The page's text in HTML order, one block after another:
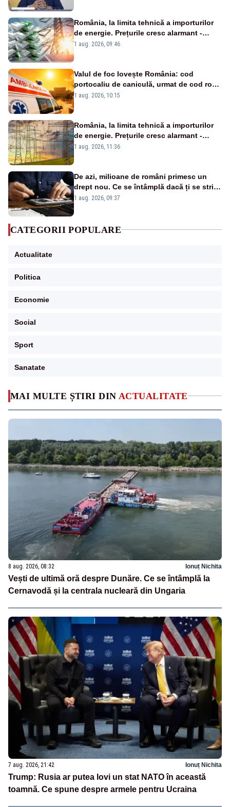
MAI MULTE ȘTIRI DIN ACTUALITATE
8 aug. 2026, 08:32 Ionuț Nichita
Vești de ultimă oră despre Dunăre. Ce se întâmplă la
Cernavodă și la centrala nucleară din Ungaria
7 aug. 2026, 21:42 Ionuț Nichita
Trump: Rusia ar putea lovi un stat NATO în această
toamnă. Ce spune despre armele pentru Ucraina
România, la limita tehnică a importurilor
de energie. Prețurile cresc alarmant -
Analiză Realitatea Plus
1 aug. 2026, 09:46
Valul de foc lovește România: cod
portocaliu de caniculă, urmat de cod roșu
duminică. Temperaturile urcă spre 40°C
1 aug. 2026, 10:15
România, la limita tehnică a importurilor
de energie. Prețurile cresc alarmant -
Analiză Realitatea Plus
1 aug. 2026, 11:36
De azi, milioane de români primesc un
drept nou. Ce se întâmplă dacă ți se strică
un produs
1 aug. 2026, 09:37
CATEGORII POPULARE
Actualitate
Politica
Economie
Social
Sport
Sanatate